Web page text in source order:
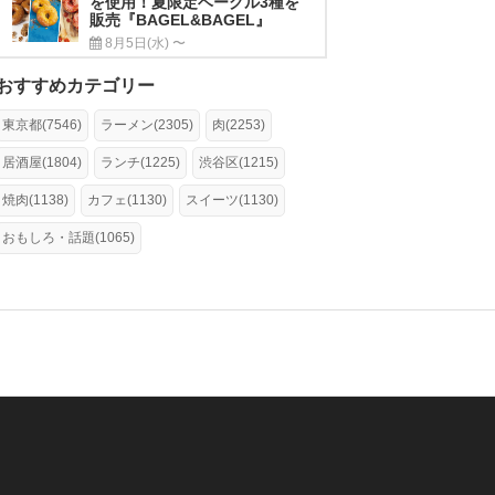
販売『BAGEL&BAGEL』
8月5日(水) 〜
すすめカテゴリー
東京都(7546) ラーメン(2305) 肉(2253)
居酒屋(1804) ランチ(1225) 渋谷区(1215)
焼肉(1138) カフェ(1130) スイーツ(1130)
おもしろ・話題(1065)